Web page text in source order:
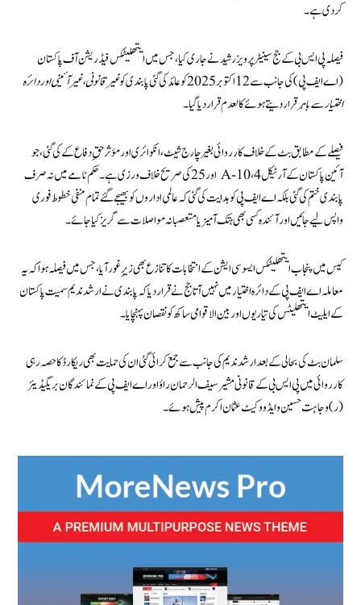
کر دی ہے۔
فیصلہ پی ایس بی کے جج سینیٹر پرویز رشید نے جاری کیا، جس میں ایتھلیٹکس فیڈریشن آف پاکستان
(اے ایف پی) کی جانب سے 12 اکتوبر 2025 کو عائد کی گئی پابندی کو
غیر قانونی، غیر آئینی اور دائرہ
اختیار سے باہرقرار دیتے ہوئے کالعدم قرار دیا گیا۔
فیصلے کے مطابق بٹ کے خلاف کارروائی بغیر چارج شیٹ، انکوائری اور مؤثر حقِ دفاع کے کی گئی، جو
آئین پاکستان کے آرٹیکل 4، 10-A اور 25 کی صریح خلاف ورزی ہے۔ حکم نامے میں نہ صرف
پابندی ختم کی گئی بلکہ اے ایف پی کو ہدایت کی گئی کہ عالمی اداروں کو بھیجے گئے تمام منفی خطوط فوری
واپس لیے جائیں اور آئندہ کسی بھی ہتک آمیز یا متعصبانہ مواصلات سے گریز کیا جائے۔
کیس میں پنجاب ایتھلیٹکس ایسوسی ایشن کے انتخابات کا تنازع بھی زیرِ غور آیا، جس میں فیصلہ ہوا کہ یہ
معاملہ اے ایف پی کے دائرہ اختیار میں نہیں آتا جج نے قرار دیا کہ پابندی نے ارشد ندیم سمیت پاکستان
کے ایلیٹ ایتھلیٹس کی تیاریوں اور بین الاقوامی ساکھ کو نقصان پہنچایا۔
سلمان بٹ کی بحالی کے بعد ارشد ندیم کی جانب سے جمع کرائی گئی ان کی حمایت بھی ریکارڈ کا حصہ رہی
کارروائی میں پی ایس بی کے قانونی مشیر سیف الرحمان راؤ اور اے ایف پی کے نمائندگان بریگیڈیئر
(ر) وجاہت حسین و ایڈووکیٹ عثمان اکرم پیش ہوئے۔